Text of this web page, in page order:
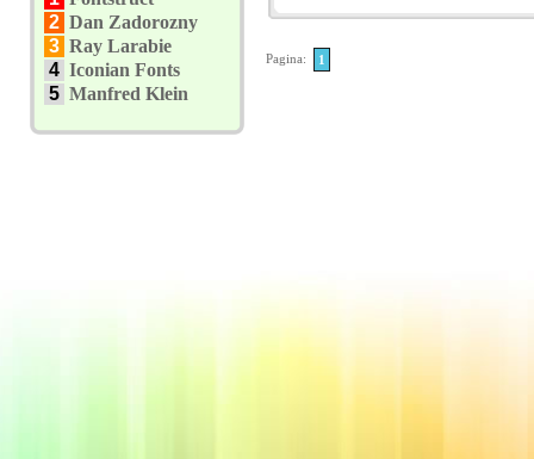
2 Dan Zadorozny
3 Ray Larabie
4 Iconian Fonts
5 Manfred Klein
Pagina: 1